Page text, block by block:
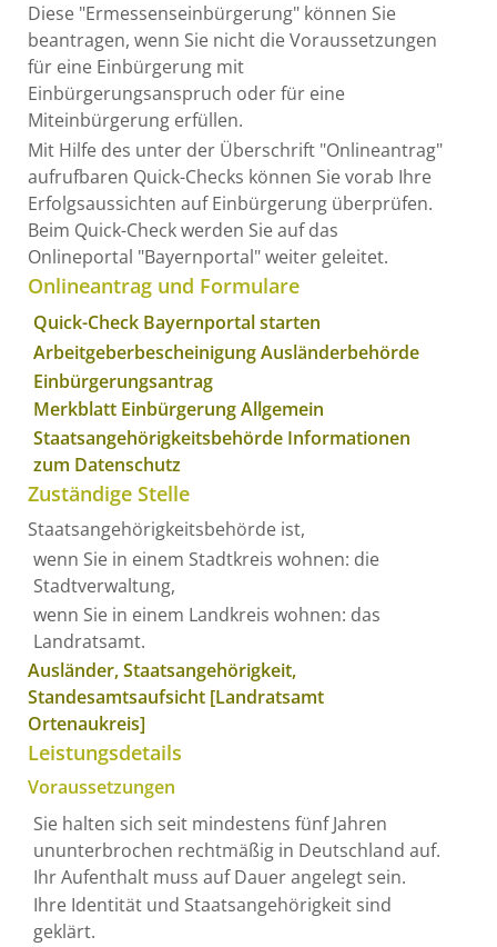
Diese "Ermessenseinbürgerung" können Sie
beantragen, wenn Sie nicht die Voraussetzungen
für eine Einbürgerung mit
Einbürgerungsanspruch oder für eine
Miteinbürgerung erfüllen.
Mit Hilfe des unter der Überschrift "Onlineantrag"
aufrufbaren Quick-Checks können Sie vorab Ihre
Erfolgsaussichten auf Einbürgerung überprüfen.
Beim Quick-Check werden Sie auf das
Onlineportal "Bayernportal" weiter geleitet.
Onlineantrag und Formulare
Quick-Check Bayernportal starten
Arbeitgeberbescheinigung Ausländerbehörde
Einbürgerungsantrag
Merkblatt Einbürgerung Allgemein
Staatsangehörigkeitsbehörde Informationen
zum Datenschutz
Zuständige Stelle
Staatsangehörigkeitsbehörde ist,
wenn Sie in einem Stadtkreis wohnen: die
Stadtverwaltung,
wenn Sie in einem Landkreis wohnen: das
Landratsamt.
Ausländer, Staatsangehörigkeit,
Standesamtsaufsicht [Landratsamt
Ortenaukreis]
Leistungsdetails
Voraussetzungen
Sie halten sich seit mindestens fünf Jahren
ununterbrochen rechtmäßig in Deutschland auf.
Ihr Aufenthalt muss auf Dauer angelegt sein.
Ihre Identität und Staatsangehörigkeit sind
geklärt.